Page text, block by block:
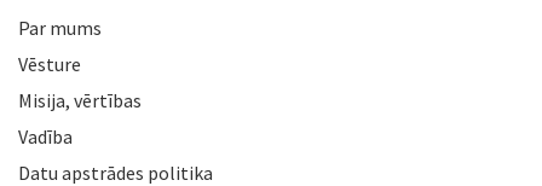
Par mums
Vēsture
Misija, vērtības
Vadība
Datu apstrādes politika